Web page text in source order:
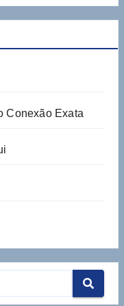
Conexão Exata